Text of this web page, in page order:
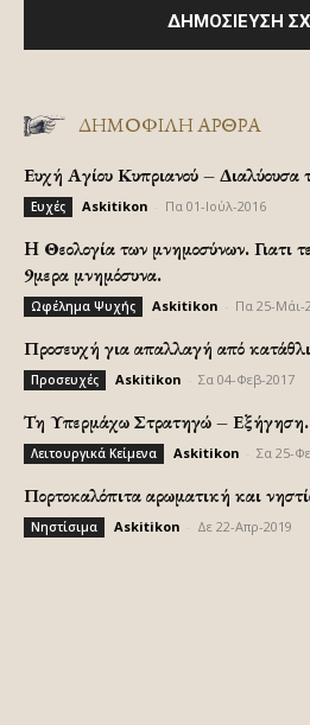
ΔΗΜΟΦΙΛΗ ΑΡΘΡΑ
Ευχή Αγίου Κυπριανού – Διαλύουσα
Ευχές Askitikon Πα 01-Ιούλ-2016
H Θεολογία των μνημοσύνων. Γιατι
9μερα μνημόσυνα.
Ωφέλημα Ψυχής Askitikon Πα 25-Μάι-
Προσευχή για απαλλαγή από
Προσευχές Askitikon Σα 04-Φεβ-2017
Τη Υπερμάχω Στρατηγώ – Εξήγηση.
Λειτουργικά Κείμενα Askitikon Σα 25-
Πορτοκαλόπιτα αρωματική και
Νηστίσιμα Askitikon Δε 22-Απρ-2019